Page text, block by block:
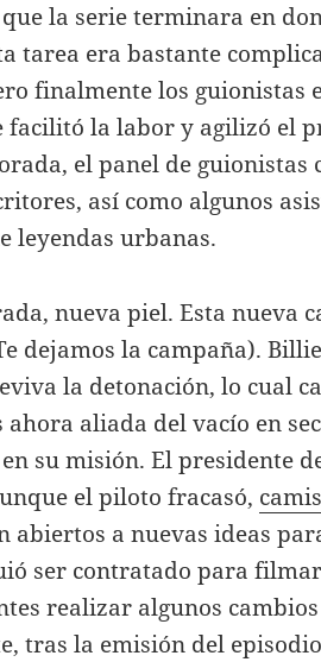
la serie terminara en
tarea era bastante
finalmente los guionistas
facilitó la labor y agilizó el
el panel de guionistas
así como algunos
leyendas urbanas.
nueva piel. Esta nueva
dejamos la campaña).
la detonación, lo cual
aliada del vacío en
su misión. El presidente
el piloto fracasó,
abiertos a nuevas ideas
ser contratado para
realizar algunos
tras la emisión del